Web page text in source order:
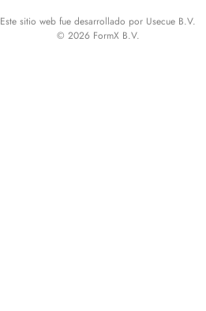
Este sitio web fue desarrollado por Usecue B.V.
© 2026 FormX B.V.